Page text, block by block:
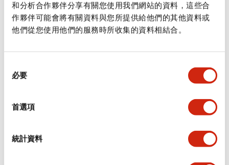
和分析合作夥伴分享有關您使用我們網站的資料，這些合
作夥伴可能會將有關資料與您所提供給他們的其他資料或
他們從您使用他們的服務時所收集的資料相結合。
必要
首選項
統計資料
規格 顯示全部
審美規範
安裝和安裝規範